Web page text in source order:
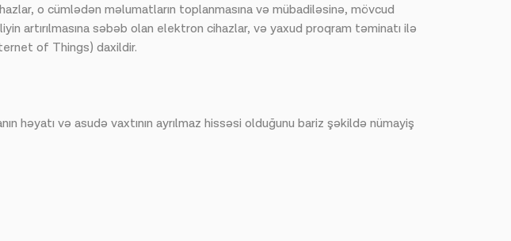
o cümlədən məlumatların toplanmasına və mübadiləsinə, mövcud
səbəb olan elektron cihazlar, və yaxud proqram təminatı ilə
of Things) daxildir.
və asudə vaxtının ayrılmaz hissəsi olduğunu bariz şəkildə nümayiş